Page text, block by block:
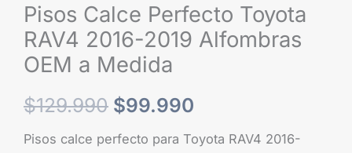
Pisos Calce Perfecto Toyota
RAV4 2016-2019 Alfombras
OEM a Medida
$129.990 $99.990
Pisos calce perfecto para Toyota RAV4 2016-